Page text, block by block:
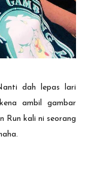
dah lepas lari
ambil gambar
Run kali ni seorang